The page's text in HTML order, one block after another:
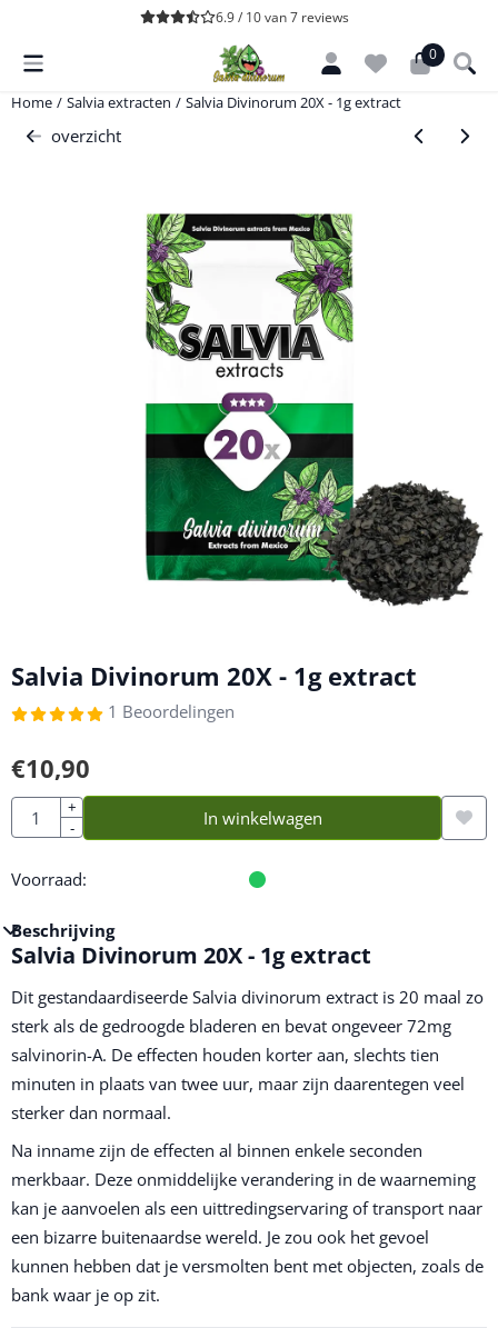
Cookievoorkeuren zijn momenteel gesloten.
6.9 / 10van7reviews
0
Home / Salvia extracten / Salvia Divinorum 20X - 1g extract
overzicht
Salvia Divinorum 20X - 1g extract
1 Beoordelingen
€10,90
Aantal
+
-
In winkelwagen
Voorraad:
Beschrijving
Salvia Divinorum 20X - 1g extract
Dit gestandaardiseerde Salvia divinorum extract is 20 maal zo
sterk als de gedroogde bladeren en bevat ongeveer 72mg
salvinorin-A. De effecten houden korter aan, slechts tien
minuten in plaats van twee uur, maar zijn daarentegen veel
sterker dan normaal.
Na inname zijn de effecten al binnen enkele seconden
merkbaar. Deze onmiddelijke verandering in de waarneming
kan je aanvoelen als een uittredingservaring of transport naar
een bizarre buitenaardse wereld. Je zou ook het gevoel
kunnen hebben dat je versmolten bent met objecten, zoals de
bank waar je op zit.